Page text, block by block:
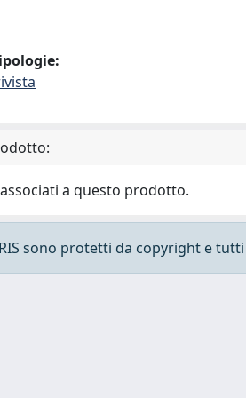
a questo prodotto.
sono protetti da copyright e